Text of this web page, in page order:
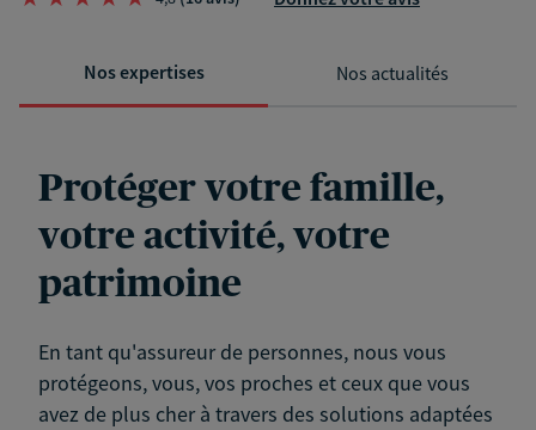
Nos expertises Nos actualités
Protéger votre famille,
votre activité, votre
patrimoine
En tant qu'assureur de personnes, nous vous
protégeons, vous, vos proches et ceux que vous
avez de plus cher à travers des solutions adaptées